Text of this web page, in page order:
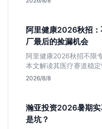
阿里健康2026秋招
厂最后的捡漏机会
阿里健康2026秋招不限
本文解读其医疗赛道稳
岗位面试节奏，帮应届生
2026/8/8
瀚亚投资2026暑期
是坑？